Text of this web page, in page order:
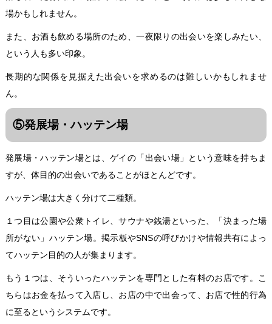
場かもしれません。
また、お酒も飲める場所のため、一夜限りの出会いを楽しみたい、
という人も多い印象。
長期的な関係を見据えた出会いを求めるのは難しいかもしれませ
ん。
⑤発展場・ハッテン場
発展場・ハッテン場とは、ゲイの「出会い場」という意味を持ちま
すが、体目的の出会いであることがほとんどです。
ハッテン場は大きく分けて二種類。
１つ目は公園や公衆トイレ、サウナや銭湯といった、「決まった場
所がない」ハッテン場。掲示板やSNSの呼びかけや情報共有によっ
てハッテン目的の人が集まります。
もう１つは、そういったハッテンを専門とした有料のお店です。こ
ちらはお金を払って入店し、お店の中で出会って、お店で性的行為
に至るというシステムです。